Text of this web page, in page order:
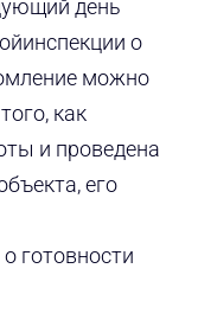
день
о
можно
как
и проведена
его
готовности